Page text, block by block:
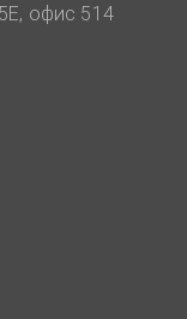
офис 514